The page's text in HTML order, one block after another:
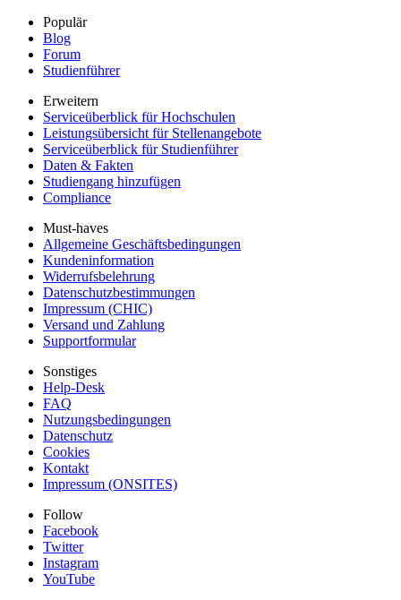
Populär
Blog
Forum
Studienführer
Erweitern
Serviceüberblick für Hochschulen
Leistungsübersicht für Stellenangebote
Serviceüberblick für Studienführer
Daten & Fakten
Studiengang hinzufügen
Compliance
Must-haves
Allgemeine Geschäftsbedingungen
Kundeninformation
Widerrufsbelehrung
Datenschutzbestimmungen
Impressum (CHIC)
Versand und Zahlung
Supportformular
Sonstiges
Help-Desk
FAQ
Nutzungsbedingungen
Datenschutz
Cookies
Kontakt
Impressum (ONSITES)
Follow
Facebook
Twitter
Instagram
YouTube